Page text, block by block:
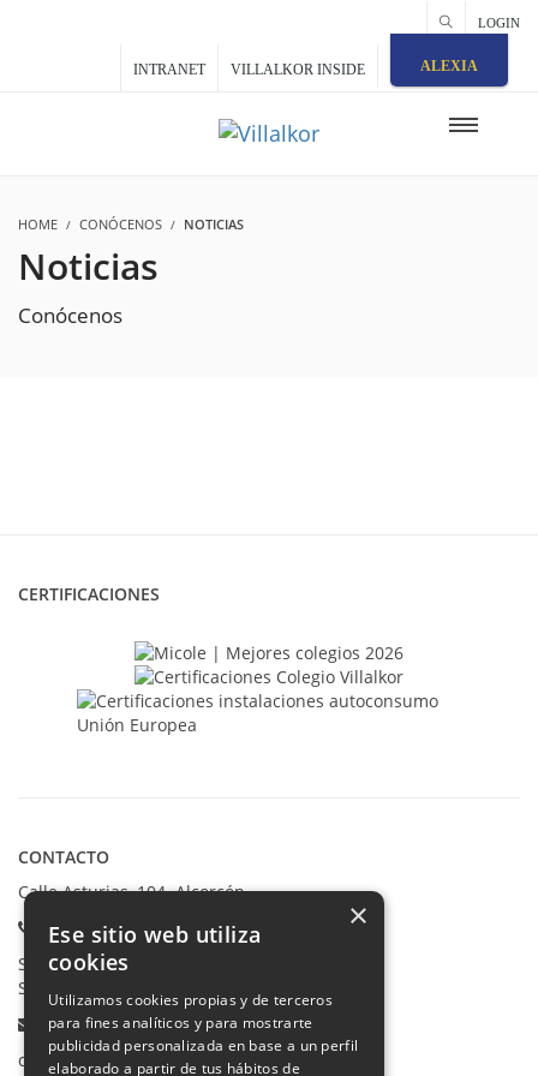
LOGIN
INTRANET VILLALKOR INSIDE ALEXIA
HOME CONÓCENOS NOTICIAS
Noticias
Conócenos
CERTIFICACIONES
CONTACTO
Calle Asturias, 104. Alcorcón
Teléfonos:
Secretaría Ppal:
Secretaría Infantil:
Email:
colegio@villalkor.com
×
Ese sitio web utiliza
cookies
Utilizamos cookies propias y de terceros
para fines analíticos y para mostrarte
publicidad personalizada en base a un perfil
elaborado a partir de tus hábitos de